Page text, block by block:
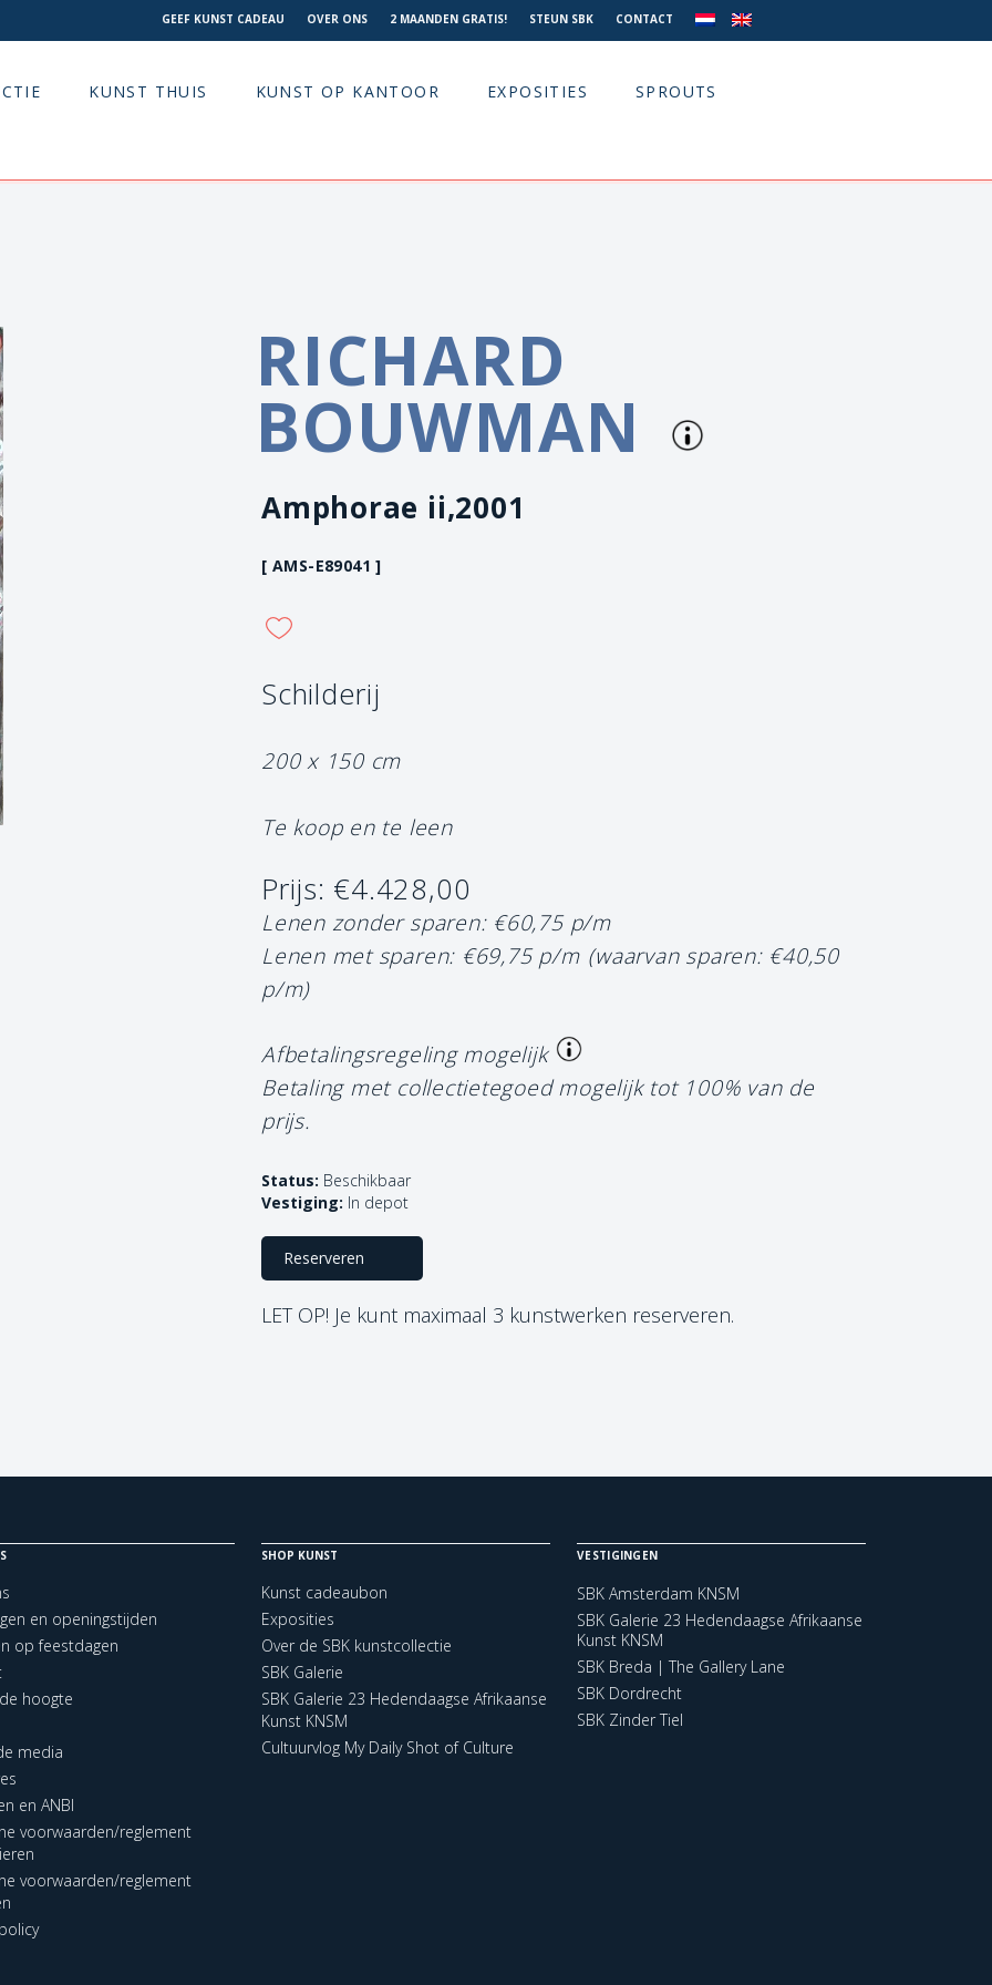
GEEF KUNST CADEAU OVER ONS 2 MAANDEN GRATIS! STEUN SBK CONTACT
KUNST THUIS KUNST OP KANTOOR EXPOSITIES SPROUTS
RICHARD
BOUWMAN
Amphorae ii,2001
[ AMS-E89041 ]
Schilderij
200 x 150 cm
Te koop en te leen
Prijs: €4.428,00
Lenen zonder sparen: €60,75 p/m
Lenen met sparen: €69,75 p/m (waarvan sparen: €40,50
p/m)
Afbetalingsregeling mogelijk
Betaling met collectietegoed mogelijk tot 100% van de
prijs.
Status: Beschikbaar
Vestiging: In depot
Reserveren
LET OP! Je kunt maximaal 3 kunstwerken reserveren.
en openingstijden
op feestdagen
hoogte
media
en ANBI
voorwaarden/reglement
voorwaarden/reglement
SHOP KUNST
Kunst cadeaubon
Exposities
Over de SBK kunstcollectie
SBK Galerie
SBK Galerie 23 Hedendaagse Afrikaanse
Kunst KNSM
Cultuurvlog My Daily Shot of Culture
VESTIGINGEN
SBK Amsterdam KNSM
SBK Galerie 23 Hedendaagse Afrikaanse
Kunst KNSM
SBK Breda | The Gallery Lane
SBK Dordrecht
SBK Zinder Tiel